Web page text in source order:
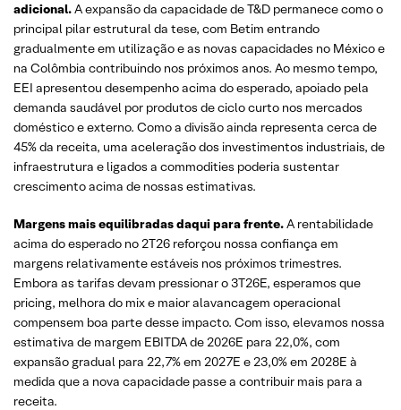
adicional.A expansão da capacidade de T&D permanece como o
principal pilar estrutural da tese, com Betim entrando
gradualmente em utilização e as novas capacidades no México e
na Colômbia contribuindo nos próximos anos. Ao mesmo tempo,
EEI apresentou desempenho acima do esperado, apoiado pela
demanda saudável por produtos de ciclo curto nos mercados
doméstico e externo. Como a divisão ainda representa cerca de
45% da receita, uma aceleração dos investimentos industriais, de
infraestrutura e ligados a commodities poderia sustentar
crescimento acima de nossas estimativas.
Margens mais equilibradas daqui para frente.A rentabilidade
acima do esperado no 2T26 reforçou nossa confiança em
margens relativamente estáveis nos próximos trimestres.
Embora as tarifas devam pressionar o 3T26E, esperamos que
pricing, melhora do mix e maior alavancagem operacional
compensem boa parte desse impacto. Com isso, elevamos nossa
estimativa de margem EBITDA de 2026E para 22,0%, com
expansão gradual para 22,7% em 2027E e 23,0% em 2028E à
medida que a nova capacidade passe a contribuir mais para a
receita.